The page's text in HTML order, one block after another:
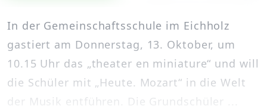
In der Gemeinschaftsschule im Eichholz
gastiert am Donnerstag, 13. Oktober, um
10.15 Uhr das „theater en miniature“ und will
die Schüler mit „Heute. Mozart“ in die Welt
der Musik entführen. Die Grundschüler ...